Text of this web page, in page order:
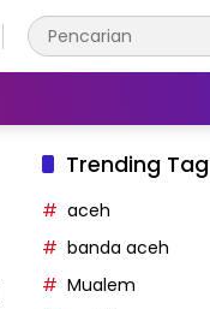
Trending Tag
aceh
banda aceh
Mualem